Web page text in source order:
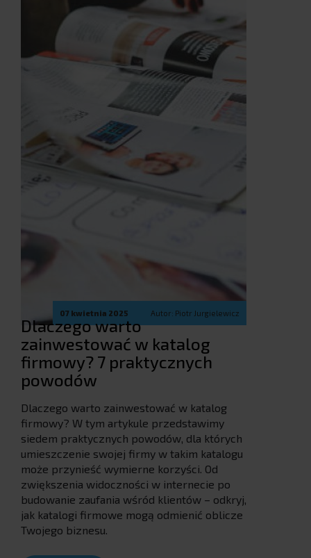
07 kwietnia 2025 Autor: Piotr Jurgielewicz
Dlaczego warto
zainwestować w katalog
firmowy? 7 praktycznych
powodów
Dlaczego warto zainwestować w katalog
firmowy? W tym artykule przedstawimy
siedem praktycznych powodów, dla których
umieszczenie swojej firmy w takim katalogu
może przynieść wymierne korzyści. Od
zwiększenia widoczności w internecie po
budowanie zaufania wśród klientów – odkryj,
jak katalogi firmowe mogą odmienić oblicze
Twojego biznesu.